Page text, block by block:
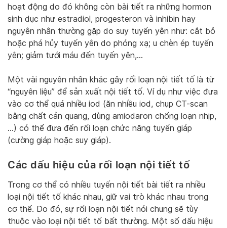
hoạt động do đó không còn bài tiết ra những hormon
sinh dục như estradiol, progesteron và inhibin hay
nguyên nhân thường gặp do suy tuyến yên như: cắt bỏ
hoặc phá hủy tuyến yên do phóng xạ; u chèn ép tuyến
yên; giảm tưới máu đến tuyến yên,…
Một vài nguyên nhân khác gây rối loạn nội tiết tố là từ
“nguyên liệu” để sản xuất nội tiết tố. Ví dụ như việc đưa
vào cơ thể quá nhiều iod (ăn nhiều iod, chụp CT-scan
bằng chất cản quang, dùng amiodaron chống loạn nhịp,
…) có thể đưa đến rối loạn chức năng tuyến giáp
(cường giáp hoặc suy giáp).
Các dấu hiệu của rối loạn nội tiết tố
Trong cơ thể có nhiều tuyến nội tiết bài tiết ra nhiều
loại nội tiết tố khác nhau, giữ vai trò khác nhau trong
cơ thể. Do đó, sự rối loạn nội tiết nói chung sẽ tùy
thuộc vào loại nội tiết tố bất thường. Một số dấu hiệu